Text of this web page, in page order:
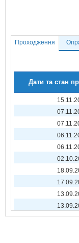
Проходження
Дати та стан